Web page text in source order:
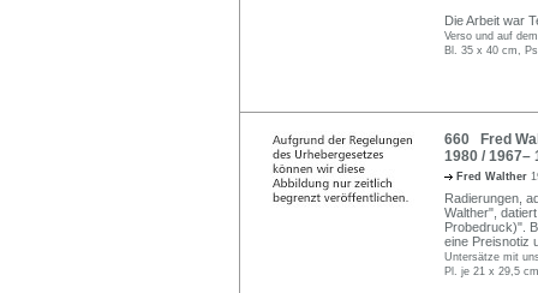
Die Arbeit war
Verso und auf
Bl. 35 x 40 cm,
660 Fred
1980 / 1967–
Fred Walther
Radierungen,
Walther",
Probedruck)".
eine Preisnotiz
Untersätze mit
Pl. je 21 x 29,5